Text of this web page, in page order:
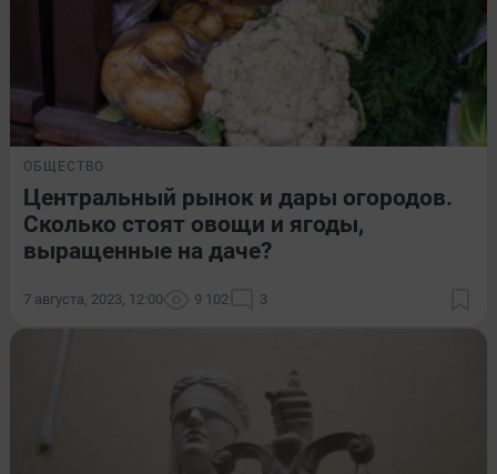
ОБЩЕСТВО
Центральный рынок и дары огородов.
Сколько стоят овощи и ягоды,
выращенные на даче?
7 августа, 2023, 12:00 9 102 3